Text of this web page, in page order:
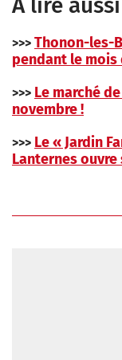
>>> Thonon-les-
pendant le mois
>>> Le marché
novembre !
>>> Le « Jardin
Lanternes